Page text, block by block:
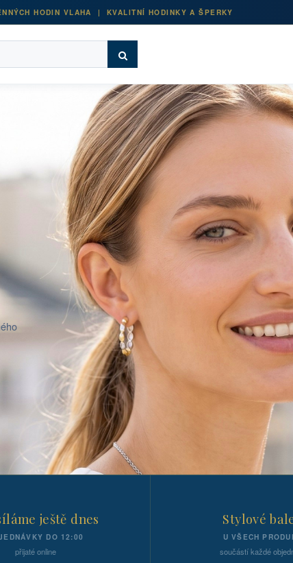
HODIN VLAHA | KVALITNÍ HODINKY A ŠPERKY
ještě dnes
DO 12:00
přijaté online
Stylové
U VŠECH
součástí každé